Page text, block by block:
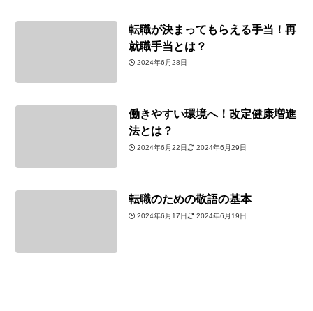
転職が決まってもらえる手当！再
就職手当とは？
2024年6月28日
働きやすい環境へ！改定健康増進
法とは？
2024年6月22日 2024年6月29日
転職のための敬語の基本
2024年6月17日 2024年6月19日